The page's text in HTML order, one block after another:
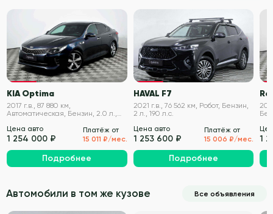
VIN проверен
KIA Optima
2017 г.в., 87 880 км,
Автоматическая, Бензин, 2.0 л.,
Цена авто
1 254 000 ₽
Платёж от
15 011 ₽/мес.
Подробнее
VIN проверен
HAVAL F7
2021 г.в., 76 562 км, Робот, Бензин,
2 л., 190 л.с.
Цена авто
1 253 600 ₽
Платёж от
15 006 ₽/мес.
Подробнее
1
Автомобили в том же кузове Все объявления